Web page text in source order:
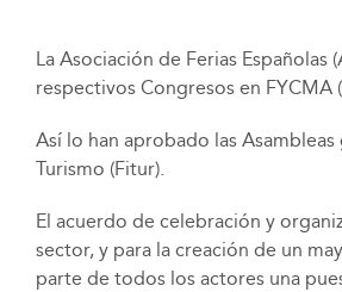
La Asociación de Ferias
respectivos Congresos en FYCMA
Así lo han aprobado las
Turismo (Fitur).
El acuerdo de celebración y
sector, y para la creación de un
parte de todos los actores una